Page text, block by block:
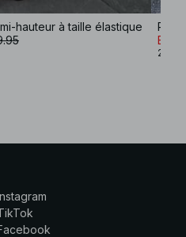
hauteur à taille élastique
EUR
2